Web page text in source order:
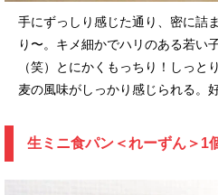
手にずっしり感じた通り、密に詰
り〜。キメ細かでハリのある若い
（笑）とにかくもっちり！しっと
麦の風味がしっかり感じられる。
生ミニ食パン＜れーずん＞1